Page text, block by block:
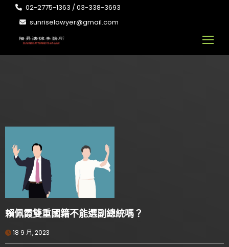
02-2775-1363 / 03-338-3693
sunriselawyer@gmail.com
賴佩霞雙重國籍不能選副總統嗎？
18 9 月, 2023